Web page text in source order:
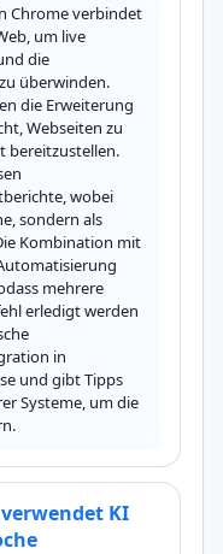
Chrome verbindet
um live
die
überwinden.
die Erweiterung
Webseiten zu
bereitzustellen.
wobei
sondern als
Kombination mit
mehrere
erledigt werden
in
und gibt Tipps
Systeme, um die
KI